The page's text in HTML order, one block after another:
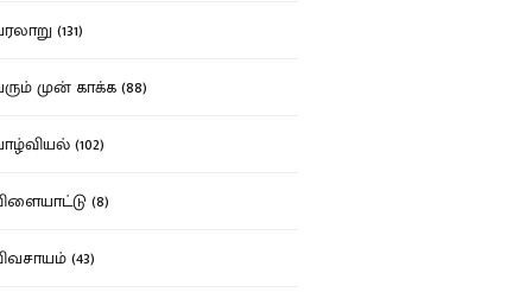
(131)
முன் காக்க (88)
(102)
(8)
(43)